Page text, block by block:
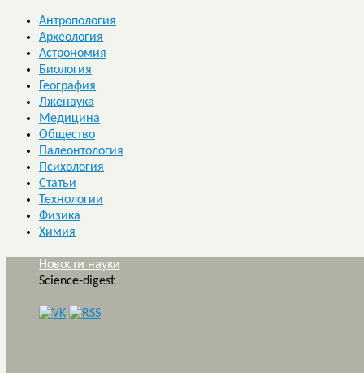
Антропология
Археология
Астрономия
Биология
География
Лженаука
Медицина
Общество
Палеонтология
Психология
Статьи
Технологии
Физика
Химия
Новости науки
Science-digest